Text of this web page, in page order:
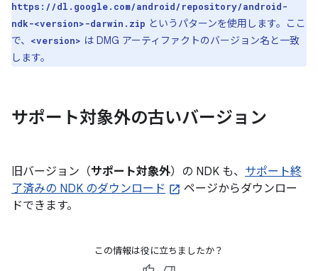
https://dl.google.com/android/repository/android-
ndk-<version>-darwin.zip というパターンを使用します。ここ
で、
<version> は DMG アーティファクトのバージョン名と一致
します。
サポート対象外の古いバージョン
旧バージョン（サポート対象外）の NDK も、 サポート終
了済みの NDK のダウンロード
ページからダウンロー
ドできます。
この情報は役に立ちましたか？